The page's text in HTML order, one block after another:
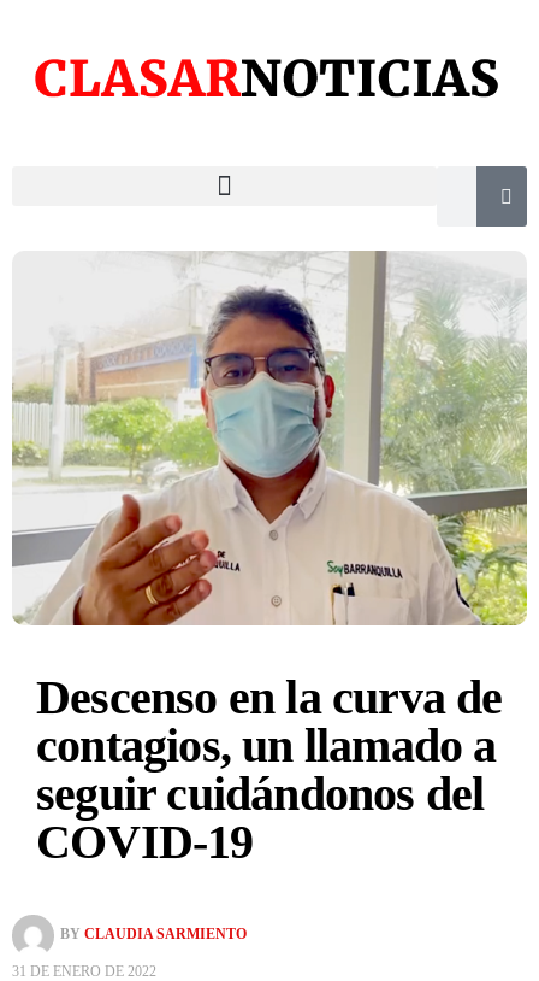
Descenso en la curva de
contagios, un llamado a
seguir cuidándonos del
COVID-19
BY CLAUDIA SARMIENTO
31 DE ENERO DE 2022